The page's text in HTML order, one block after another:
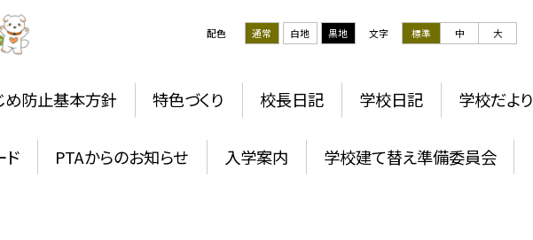
配色 通常 白地 黒地 文字 標準 中 大
め防止基本方針 特色づくり 校長日記 学校日記 学校だより
ド PTAからのお知らせ 入学案内 学校建て替え準備委員会